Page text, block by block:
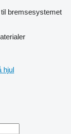
bremsesystemet
hjul